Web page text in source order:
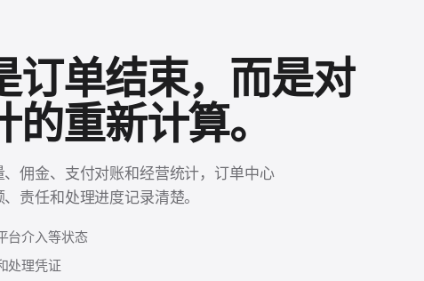
订单结束，而是对
重新计算。
佣金、支付对账和经营统计，订单中心
责任和处理进度记录清楚。
台介入等状态
处理凭证